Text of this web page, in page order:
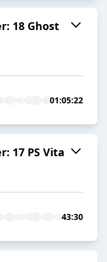
18 Ghost
01:05:22
17 PS Vita
43:30